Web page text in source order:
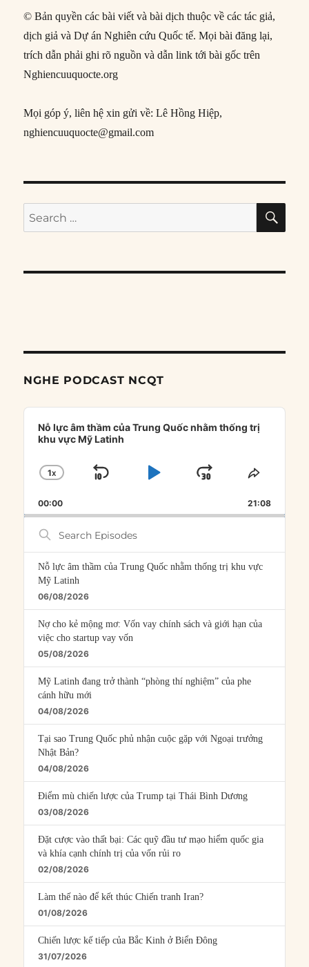
© Bản quyền các bài viết và bài dịch thuộc về các tác giả,
dịch giả và Dự án Nghiên cứu Quốc tế. Mọi bài đăng lại,
trích dẫn phải ghi rõ nguồn và dẫn link tới bài gốc trên
Nghiencuuquocte.org
Mọi góp ý, liên hệ xin gửi về: Lê Hồng Hiệp,
nghiencuuquocte@gmail.com
Search
for:
NGHE PODCAST NCQT
Audio
Player
Nỗ lực âm thầm của Trung Quốc nhằm thống trị
khu vực Mỹ Latinh
CHANGE
RATE
1X
SKIP
PLAYJUMP
FORWARD
SHARE
00:00 21:08
Search
Episodes
Nỗ lực âm thầm của Trung Quốc nhằm thống trị khu vực
Mỹ Latinh
06/08/2026
Nợ cho kẻ mộng mơ: Vốn vay chính sách và giới hạn của
việc cho startup vay vốn
05/08/2026
Mỹ Latinh đang trở thành “phòng thí nghiệm” của phe
cánh hữu mới
04/08/2026
Tại sao Trung Quốc phủ nhận cuộc gặp với Ngoại trưởng
Nhật Bản?
04/08/2026
Điểm mù chiến lược của Trump tại Thái Bình Dương
03/08/2026
Đặt cược vào thất bại: Các quỹ đầu tư mạo hiểm quốc gia
và khía cạnh chính trị của vốn rủi ro
02/08/2026
Làm thế nào để kết thúc Chiến tranh Iran?
01/08/2026
Chiến lược kế tiếp của Bắc Kinh ở Biển Đông
31/07/2026